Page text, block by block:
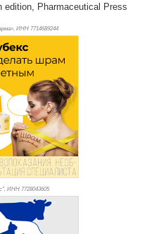
edition, Pharmaceutical Press
ИНН 7714689244
ИНН 7728043605